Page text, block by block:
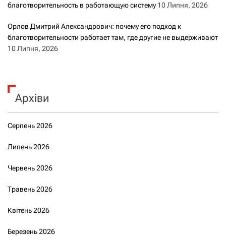
благотворительность в работающую систему 10 Липня, 2026
Орлов Дмитрий Александрович: почему его подход к
благотворительности работает там, где другие не выдерживают
10 Липня, 2026
Архіви
Серпень 2026
Липень 2026
Червень 2026
Травень 2026
Квітень 2026
Березень 2026